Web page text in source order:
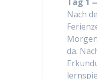
Tag 1
Nach
da.